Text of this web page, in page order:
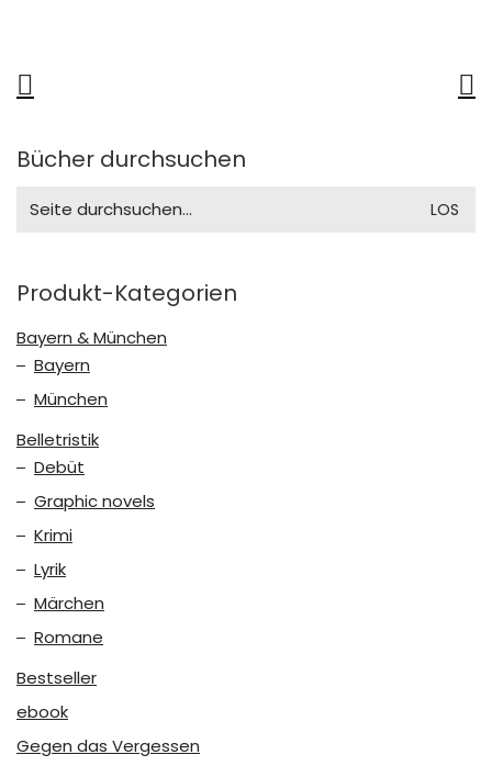
Bücher durchsuchen
for:
Produkt-Kategorien
Bayern & München
Bayern
München
Belletristik
Debüt
Graphic novels
Krimi
Lyrik
Märchen
Romane
Bestseller
ebook
Gegen das Vergessen